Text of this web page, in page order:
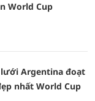
World Cup
lưới Argentina đoạt
nhất World Cup